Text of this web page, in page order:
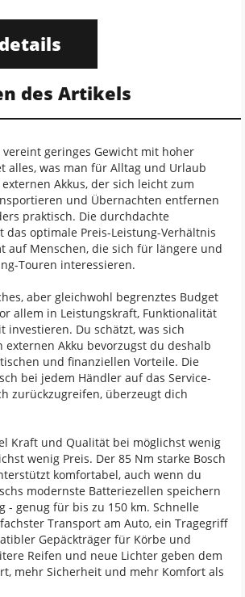
des Artikels
vereint geringes Gewicht mit hoher
alles, was man für Alltag und Urlaub
Akkus, der sich leicht zum
und Übernachten entfernen
praktisch. Die durchdachte
das optimale Preis-Leistung-Verhältnis
auf Menschen, die sich für längere und
Touren interessieren.
aber gleichwohl begrenztes Budget
allem in Leistungskraft, Funktionalität
investieren. Du schätzt, was sich
externen Akku bevorzugst du deshalb
und finanziellen Vorteile. Die
bei jedem Händler auf das Service-
zurückzugreifen, überzeugt dich
Kraft und Qualität bei möglichst wenig
wenig Preis. Der 85 Nm starke Bosch
komfortabel, auch wenn du
modernste Batteriezellen speichern
- genug für bis zu 150 km. Schnelle
Transport am Auto, ein Tragegriff
Gepäckträger für Körbe und
Reifen und neue Lichter geben dem
mehr Sicherheit und mehr Komfort als